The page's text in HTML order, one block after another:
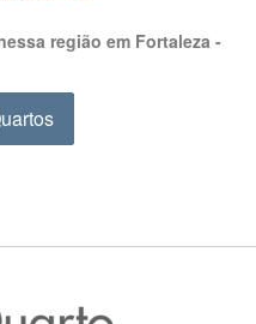
região em Fortaleza -